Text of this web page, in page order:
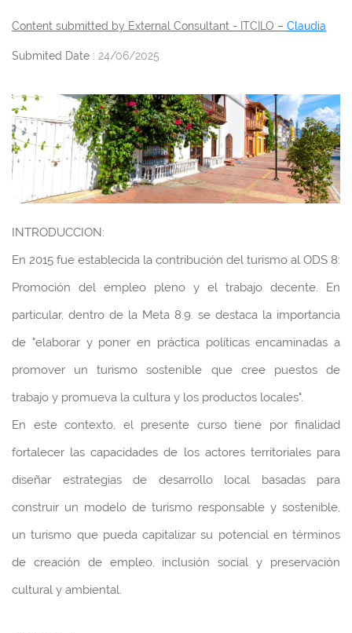
Content submitted by External Consultant - ITCILO – Claudia
Submited Date : 24/06/2025
INTRODUCCION:
En 2015 fue establecida la contribución del turismo al ODS 8:
Promoción del empleo pleno y el trabajo decente. En
particular, dentro de la Meta 8.9. se destaca la importancia
de "elaborar y poner en práctica políticas encaminadas a
promover un turismo sostenible que cree puestos de
trabajo y promueva la cultura y los productos locales".
En este contexto, el presente curso tiene por finalidad
fortalecer las capacidades de los actores territoriales para
diseñar estrategias de desarrollo local basadas para
construir un modelo de turismo responsable y sostenible,
un turismo que pueda capitalizar su potencial en términos
de creación de empleo, inclusión social y preservación
cultural y ambiental.